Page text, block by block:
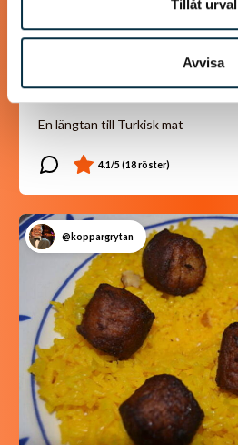
Tillåt urval
Avvisa
Turkisk köfte
En längtan till Turkisk mat
@koppargrytan